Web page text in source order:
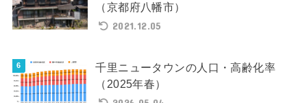
（京都府八幡市）
2021.12.05
千里ニュータウンの人口・高齢化率
（2025年春）